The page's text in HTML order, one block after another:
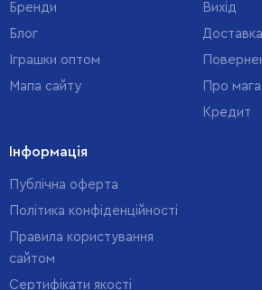
Бренди
Блог
Іграшки оптом
Мапа сайту
Вихід
Про
Кредит
Інформація
Публічна оферта
Політика конфіденційності
Правила користування
сайтом
Cертифікати якості